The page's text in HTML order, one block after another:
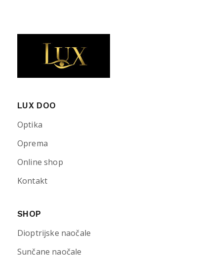
LUX DOO
Optika
Oprema
Online shop
Kontakt
SHOP
Dioptrijske naočale
Sunčane naočale